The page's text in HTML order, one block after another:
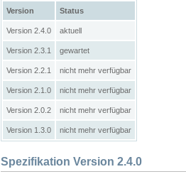
Version Status
Version 2.4.0 aktuell
Version 2.3.1 gewartet
Version 2.2.1 nicht mehr verfügbar
Version 2.1.0 nicht mehr verfügbar
Version 2.0.2 nicht mehr verfügbar
Version 1.3.0 nicht mehr verfügbar
Spezifikation Version 2.4.0